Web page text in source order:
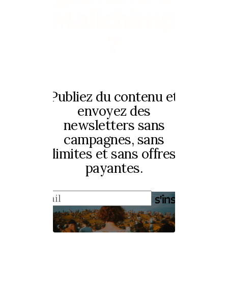
Publiez du contenu et
envoyez des
newsletters sans
campagnes, sans
limites et sans offres
payantes.
s'inscrire